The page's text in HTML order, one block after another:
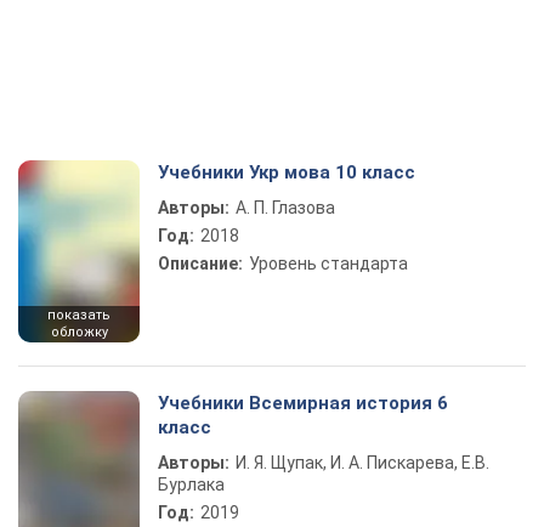
показать
обложку
Учебники Укр мова 10 класс
Авторы: А. П. Глазова
Год: 2018
Описание: Уровень стандарта
Учебники Всемирная история 6
класс
Авторы: И. Я. Щупак, И. А. Пискарева, Е.В.
Бурлака
Год: 2019